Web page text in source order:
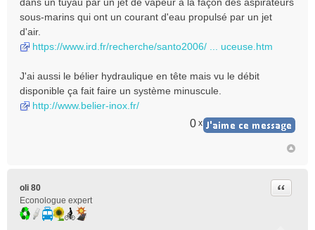
sous-marins qui ont un courant d'eau propulsé par un jet
d'air.
https://www.ird.fr/recherche/santo2006/ ... uceuse.htm
J'ai aussi le bélier hydraulique en tête mais vu le débit
disponible ça fait faire un système minuscule.
http://www.belier-inox.fr/
0 x
oli 80
Econologue expert
Citer